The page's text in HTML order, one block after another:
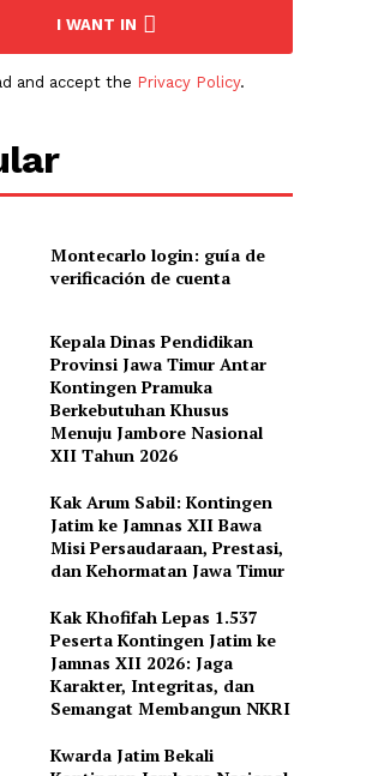
I WANT IN
and accept the Privacy Policy.
Montecarlo login: guía de
verificación de cuenta
Kepala Dinas Pendidikan
Provinsi Jawa Timur Antar
Kontingen Pramuka
Berkebutuhan Khusus
Menuju Jambore Nasional
XII Tahun 2026
Kak Arum Sabil: Kontingen
Jatim ke Jamnas XII Bawa
Misi Persaudaraan, Prestasi,
dan Kehormatan Jawa Timur
Kak Khofifah Lepas 1.537
Peserta Kontingen Jatim ke
Jamnas XII 2026: Jaga
Karakter, Integritas, dan
Semangat Membangun NKRI
Kwarda Jatim Bekali